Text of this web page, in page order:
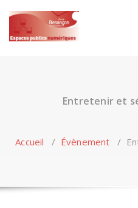
content
Entretenir et
Accueil / Évènement /